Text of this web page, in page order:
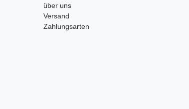
über uns
Versand
Zahlungsarten